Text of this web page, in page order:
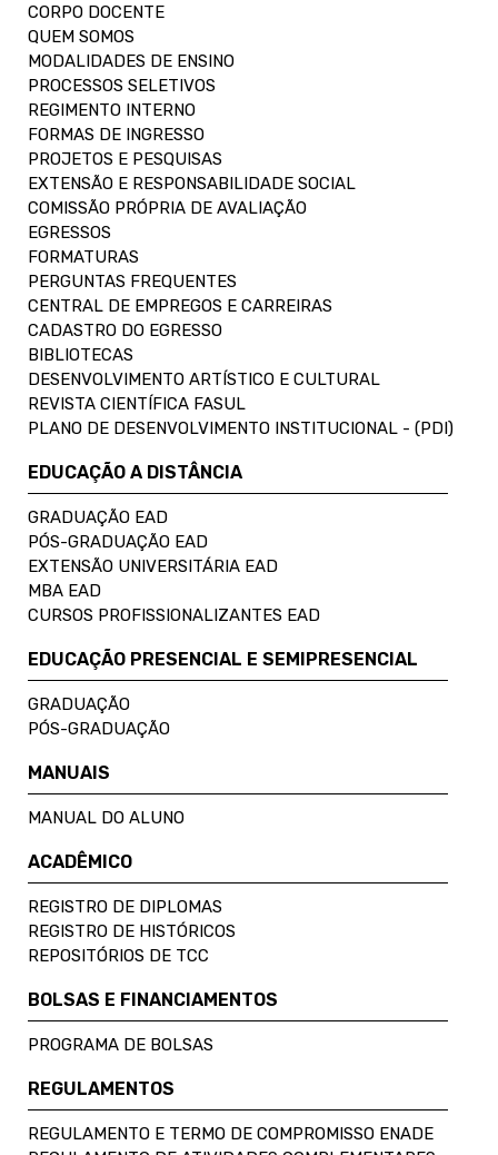
CORPO DOCENTE
QUEM SOMOS
MODALIDADES DE ENSINO
PROCESSOS SELETIVOS
REGIMENTO INTERNO
FORMAS DE INGRESSO
PROJETOS E PESQUISAS
EXTENSÃO E RESPONSABILIDADE SOCIAL
COMISSÃO PRÓPRIA DE AVALIAÇÃO
EGRESSOS
FORMATURAS
PERGUNTAS FREQUENTES
CENTRAL DE EMPREGOS E CARREIRAS
CADASTRO DO EGRESSO
BIBLIOTECAS
DESENVOLVIMENTO ARTÍSTICO E CULTURAL
REVISTA CIENTÍFICA FASUL
PLANO DE DESENVOLVIMENTO INSTITUCIONAL - (PDI)
EDUCAÇÃO A DISTÂNCIA
GRADUAÇÃO EAD
PÓS-GRADUAÇÃO EAD
EXTENSÃO UNIVERSITÁRIA EAD
MBA EAD
CURSOS PROFISSIONALIZANTES EAD
EDUCAÇÃO PRESENCIAL E SEMIPRESENCIAL
GRADUAÇÃO
PÓS-GRADUAÇÃO
MANUAIS
MANUAL DO ALUNO
ACADÊMICO
REGISTRO DE DIPLOMAS
REGISTRO DE HISTÓRICOS
REPOSITÓRIOS DE TCC
BOLSAS E FINANCIAMENTOS
PROGRAMA DE BOLSAS
REGULAMENTOS
REGULAMENTO E TERMO DE COMPROMISSO ENADE